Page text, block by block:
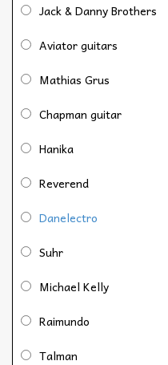
Jack & Danny Brothers
Aviator guitars
Mathias Grus
Chapman guitar
Hanika
Reverend
Danelectro
Suhr
Michael Kelly
Raimundo
Talman